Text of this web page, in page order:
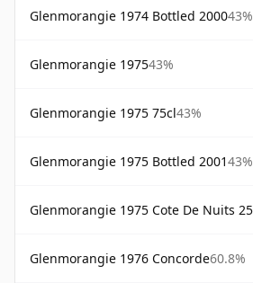
Glenmorangie 1974 Bottled 200043%
Glenmorangie 197543%
Glenmorangie 1975 75cl43%
Glenmorangie 1975 Bottled 200143%
Glenmorangie 1975 Cote De Nuits
Glenmorangie 1976 Concorde60.8%